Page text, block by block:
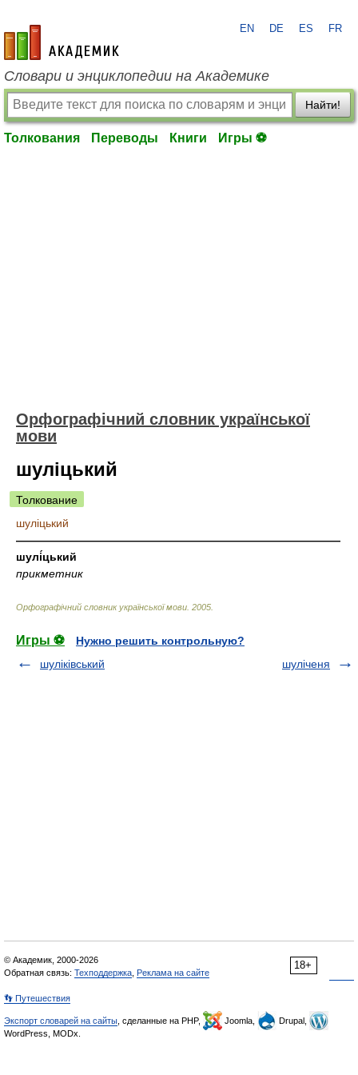
academic.ru
EN DE ES FR
Словари и энциклопедии на Академике
Найти!
Толкования Переводы Книги Игры ⚽
Орфографічний словник української
мови
шуліцький
Толкование
шуліцький
—————————————————————————————
шулі́цький
прикметник
Орфографічний словник української мови 2005
Игры ⚽
Нужно решить контрольную?
шуліківський
шуліченя
18+
© Академик, 2000-2026
Обратная связь: Техподдержка Реклама на сайте
👣 Путешествия
Экспорт словарей на сайты , сделанные на PHP, Joomla,
Drupal,
WordPress, MODx.